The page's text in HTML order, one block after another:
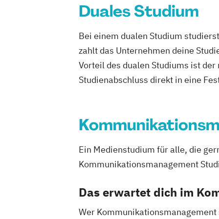
Duales Studium
Bei einem dualen Studium
zahlt das Unternehmen deine
Vorteil des dualen Studiums ist
Studienabschluss direkt in eine
Ein Medienstudium für alle, die
Kommunikationsmanagement
Das erwartet dich im
Wer